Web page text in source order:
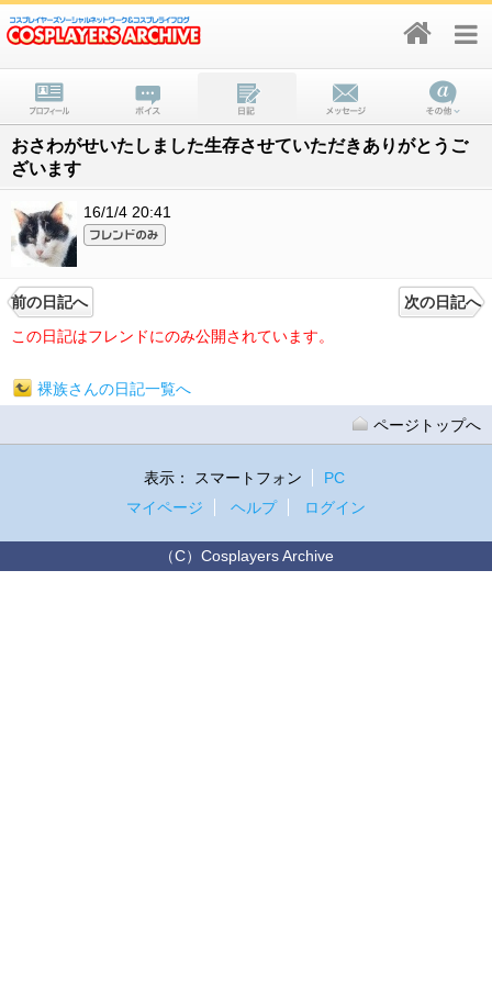
おさわがせいたしました生存させていただきありがとうご
ざいます
16/1/4 20:41
前の日記へ
次の日記へ
この日記はフレンドにのみ公開されています。
裸族さんの日記一覧へ
ページトップへ
表示： スマートフォン
PC
マイページ
ヘルプ ログイン
（C）Cosplayers Archive